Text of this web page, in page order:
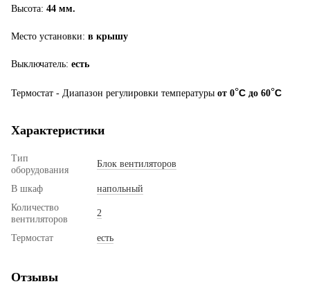
Высота: 44 мм.
Место установки: в крышу
Выключатель: есть
Термостат - Диапазон регулировки температуры от 0°C до 60°C
Характеристики
Тип
оборудования
Блок вентиляторов
В шкаф
напольный
Количество
вентиляторов
2
Термостат есть
Отзывы